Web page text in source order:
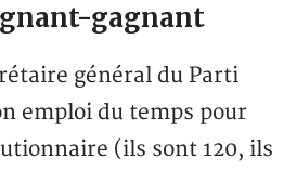
gagnant
général du Parti
emploi du temps pour
(ils sont 120, ils